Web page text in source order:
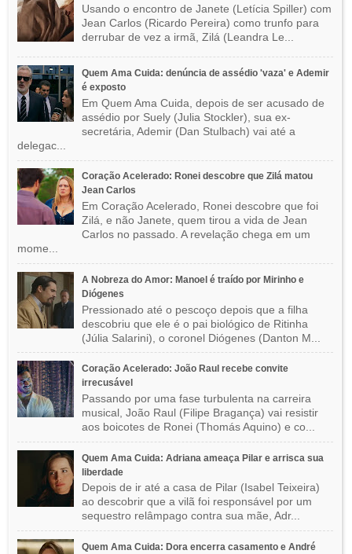
Usando o encontro de Janete (Letícia Spiller) com
Jean Carlos (Ricardo Pereira) como trunfo para
derrubar de vez a irmã, Zilá (Leandra Le...
Quem Ama Cuida: denúncia de assédio 'vaza' e Ademir
é exposto
Em Quem Ama Cuida, depois de ser acusado de
assédio por Suely (Julia Stockler), sua ex-
secretária, Ademir (Dan Stulbach) vai até a
delegac...
Coração Acelerado: Ronei descobre que Zilá matou
Jean Carlos
Em Coração Acelerado, Ronei descobre que foi
Zilá, e não Janete, quem tirou a vida de Jean
Carlos no passado. A revelação chega em um
mome...
A Nobreza do Amor: Manoel é traído por Mirinho e
Diógenes
Pressionado até o pescoço depois que a filha
descobriu que ele é o pai biológico de Ritinha
(Júlia Salarini), o coronel Diógenes (Danton M...
Coração Acelerado: João Raul recebe convite
irrecusável
Passando por uma fase turbulenta na carreira
musical, João Raul (Filipe Bragança) vai resistir
aos boicotes de Ronei (Thomás Aquino) e co...
Quem Ama Cuida: Adriana ameaça Pilar e arrisca sua
liberdade
Depois de ir até a casa de Pilar (Isabel Teixeira)
ao descobrir que a vilã foi responsável por um
sequestro relâmpago contra sua mãe, Adr...
Quem Ama Cuida: Dora encerra casamento e André